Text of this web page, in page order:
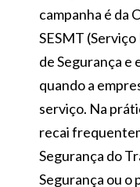
campanha é da
SESMT
de Segurança e
quando a
serviço. Na
recai
Segurança do
Segurança ou o